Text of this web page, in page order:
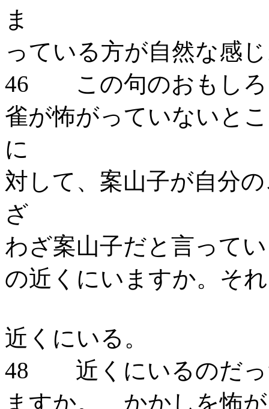
っている方が自然な感
46 この句のおも
雀が怖がっていないと
対して、案山子が自分
わざ案山子だと言っ
の近くにいますか。そ
近くにいる。
48 近くにいるのだっ
ますか。 かかしを怖